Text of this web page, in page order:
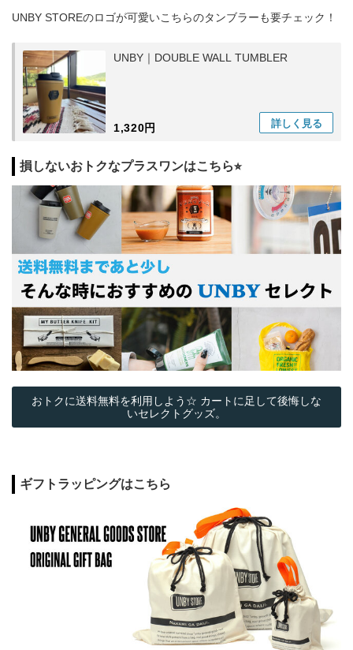
UNBY STOREのロゴが可愛いこちらのタンブラーも要チェック！
UNBY｜DOUBLE WALL TUMBLER
1,320円 詳しく 見る
損しないおトクなプラスワンはこちら⭐︎
おトクに送料無料を利用しよう☆ カートに足して後悔しな
いセレクトグッズ。
ギフトラッピングはこちら